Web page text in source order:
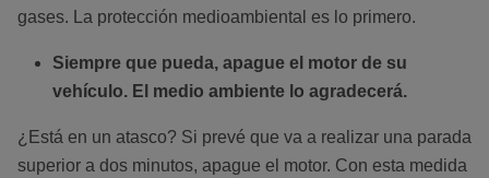
gases. La protección medioambiental es lo primero.
Siempre que pueda, apague el motor de su
vehículo. El medio ambiente lo agradecerá.
¿Está en un atasco? Si prevé que va a realizar una parada
superior a dos minutos, apague el motor. Con esta medida